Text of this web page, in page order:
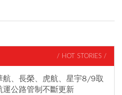
/ HOT STORIES /
航、長榮、虎航、星宇8/9取
公路管制不斷更新